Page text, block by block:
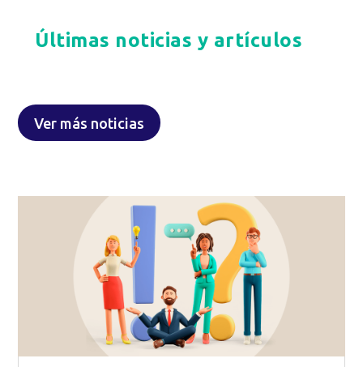
Últimas noticias y artículos
Ver más noticias